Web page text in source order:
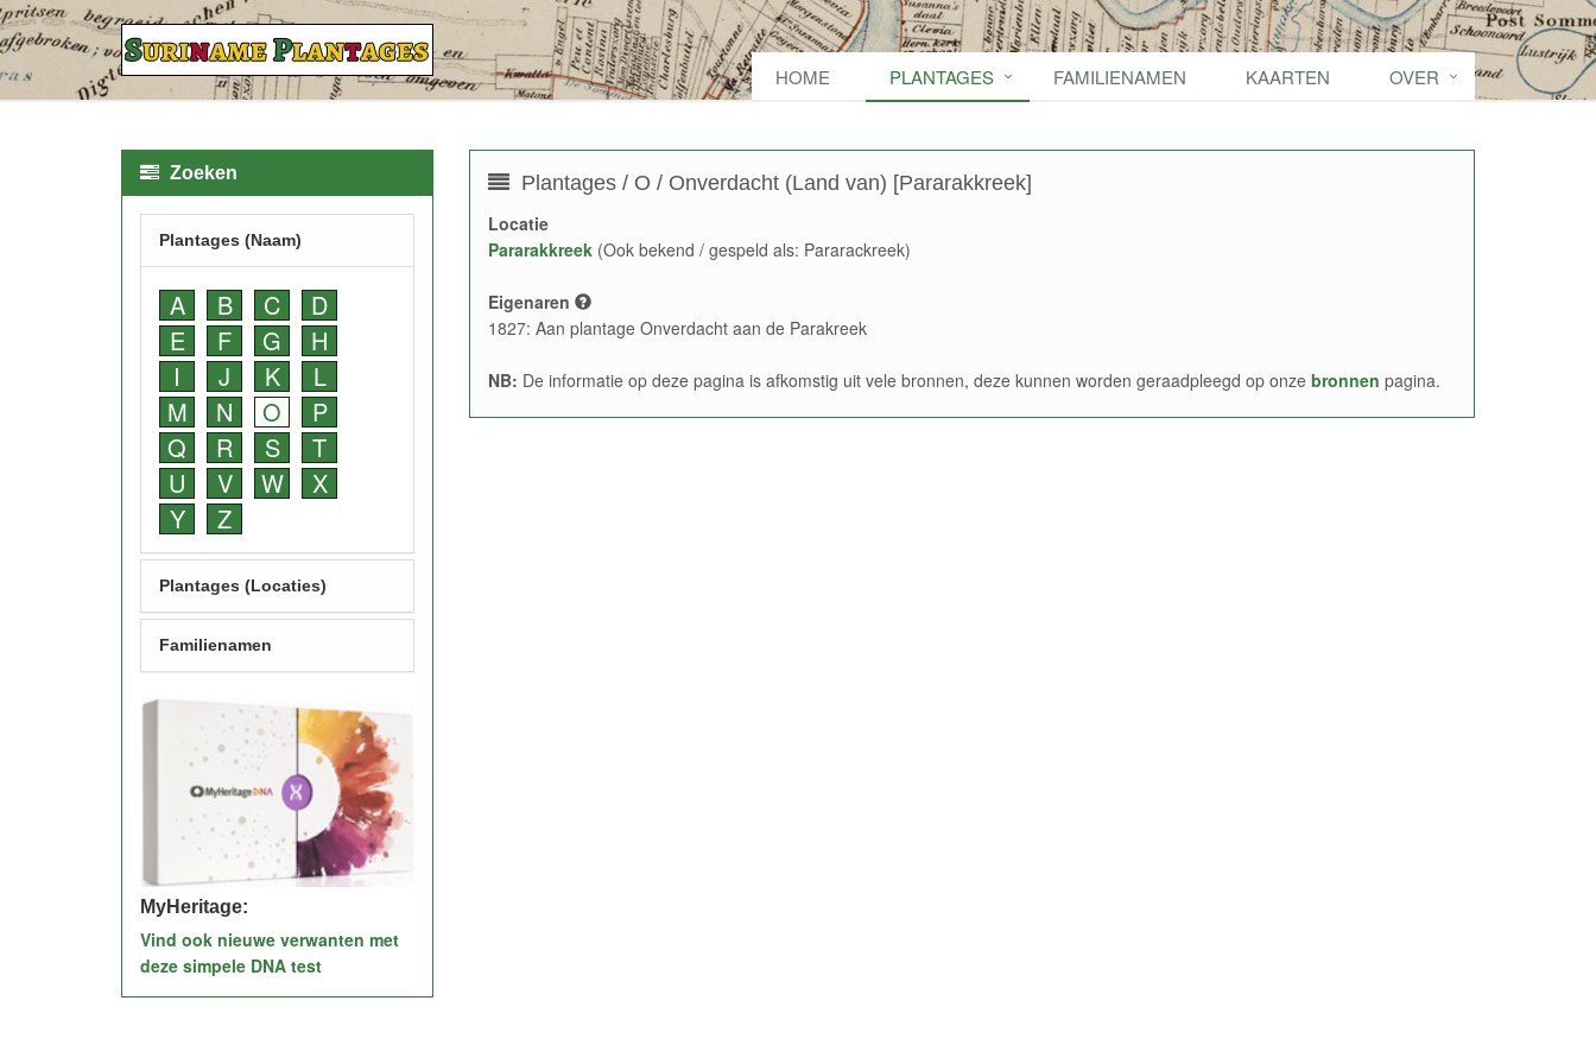
HOME PLANTAGES FAMILIENAMEN KAARTEN OVER
Plantages / O / Onverdacht (Land van) [Pararakkreek]
Locatie
Pararakkreek(Ook bekend / gespeld als: Pararackreek)
Eigenaren
1827: Aan plantage Onverdacht aan de Parakreek
NB: De informatie op deze pagina is afkomstig uit vele bronnen, deze kunnen worden geraadpleegd op onze bronnen pagina.
Zoeken
Plantages (Naam)
A B C
D
E
F G
H
I
J K
L
M
N O
P
Q
R S
T
U
V W
X
Y
Z
Plantages (Locaties)
Familienamen
MyHeritage:
Vind ook nieuwe verwanten met
deze simpele DNA test